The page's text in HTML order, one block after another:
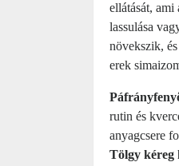
ellátását,
lassulása
növekszik,
erek
rutin és
anyagcsere
Tölgy kéreg